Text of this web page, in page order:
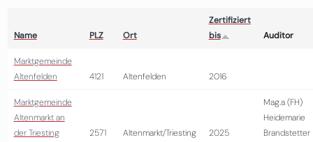
Name PLZ Ort
Zertifiziert
bis
Auditor
Marktgemeinde
Altenfelden
4121 Altenfelden 2016
Marktgemeinde
Altenmarkt an
der Triesting
2571 Altenmarkt/Triesting 2025
Mag.a (FH)
Heidemarie
Brandstetter